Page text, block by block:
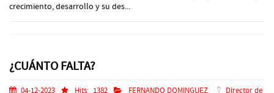
crecimiento, desarrollo y su des...
¿CUÁNTO FALTA?
04-12-2023 Hits: 1382 FERNANDO DOMINGUEZ
Director de